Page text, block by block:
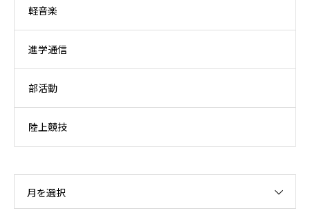
軽音楽
進学通信
部活動
陸上競技
月を選択